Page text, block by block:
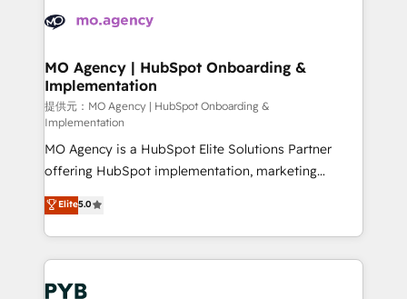
WordPress and legacy CRMs, turning fragmented
architectures that accelerate revenue operations and
performance. - Multi-object CRM migration, cleanup,
and implementation. - Pre-built and custom
integrations across your full tech stack. - Custom
object setup, CMS builds, and full-funnel automation.
- Dashboards, lifecycle campaigns, and lead
nurturing sequences. - Cross-hub setup across
Marketing, Sales, Operations, and Service Hubs. -
Ongoing optimization, managed support, and
scalable retainers. Let’s make HubSpot your most
powerful growth engine. Built to convert, scale, and
MO Agency | HubSpot Onboarding &
Implementation
提供元：MO Agency | HubSpot Onboarding &
Implementation
MO Agency is a HubSpot Elite Solutions Partner
offering HubSpot implementation, marketing
automation, CRM and RevOps consulting, B2B SEO,
paid media, content marketing, AEO and GEO (AI
search optimisation), and HubSpot Content Hub and
WordPress development. We work with enterprise
and growth-led companies across technology,
Elite5.0